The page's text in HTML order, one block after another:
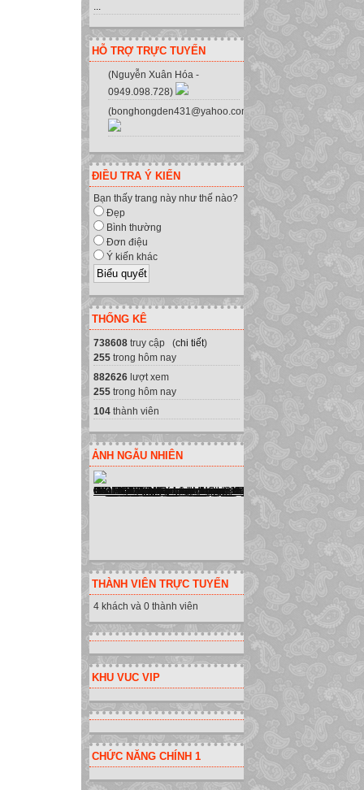
...
HỖ TRỢ TRỰC TUYẾN
(Nguyễn Xuân Hóa -
0949.098.728)
(bonghongden431@yahoo.com.vn)
ĐIỀU TRA Ý KIẾN
Bạn thấy trang này như thế nào?
Đẹp
Bình thường
Đơn điệu
Ý kiến khác
THỐNG KÊ
738608 truy cập (chi tiết)
255 trong hôm nay
882626 lượt xem
255 trong hôm nay
104 thành viên
ẢNH NGẪU NHIÊN
THÀNH VIÊN TRỰC TUYẾN
4 khách và 0 thành viên
KHU VUC VIP
CHỨC NĂNG CHÍNH 1